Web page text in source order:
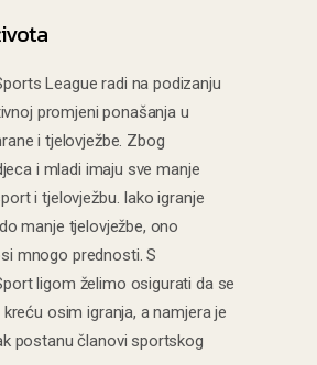
League radi na podizanju
promjeni ponašanja u
i tjelovježbe. Zbog
i mladi imaju sve manje
i tjelovježbu. Iako igranje
manje tjelovježbe, ono
mnogo prednosti. S
ligom želimo osigurati da se
osim igranja, a namjera je
postanu članovi sportskog